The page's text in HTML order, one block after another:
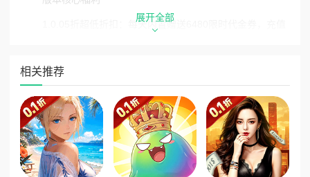
1.0.05折超低折扣：每天内置赠送6480限时代金券，充值
2.代币超值充值：代币充值额外加送10%，充值110代币仅
需1元
3.登录即送满阶神将：上线登录直接领取满阶【剑圣-盖
聂】本体，开局即得核心主力
4.新服千抽福利：新服连续7天登录，累计可领取1000
抽，轻松集齐强力卡牌
展开全部
相关推荐